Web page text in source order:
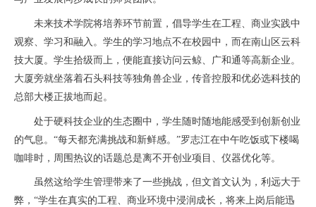
未来技术学院将培养环节前置，倡导学生在工程、商业实践中
观察、学习和融入。学生的学习地点不在校园中，而在南山区云科
技大厦。学生拾级而上，便能直接访问云鲸、广和通等高新企业。
大厦旁就坐落着石头科技等独角兽企业，传音控股和优必选科技的
总部大楼正拔地而起。
处于硬科技企业的生态圈中，学生随时随地能感受到创新创业
的气息。“每天都充满挑战和新鲜感。”罗志江在中午吃饭或下楼喝
咖啡时，周围热议的话题总是离不开创业项目、仪器优化等。
虽然这给学生管理带来了一些挑战，但文首文认为，利远大于
弊，“学生在真实的工程、商业环境中浸润成长，将来上岗后能迅